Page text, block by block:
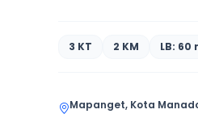
3 KT 2 KM LB: 60
Mapanget, Kota